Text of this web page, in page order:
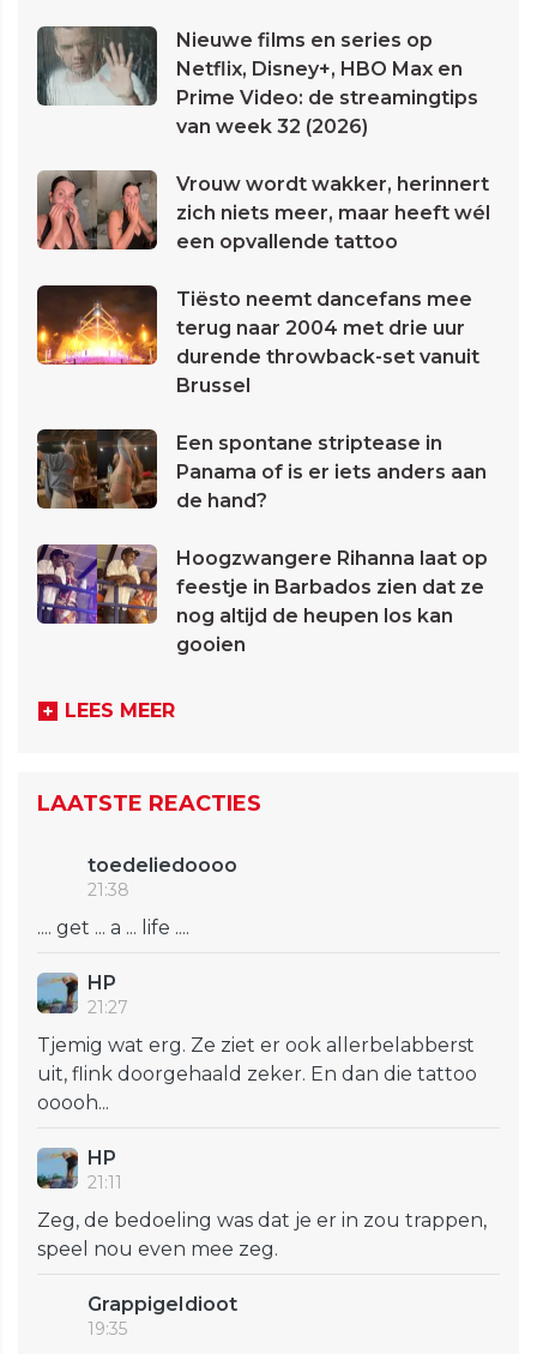
Nieuwe films en series op
Netflix, Disney+, HBO Max en
Prime Video: de streamingtips
van week 32 (2026)
Vrouw wordt wakker, herinnert
zich niets meer, maar heeft wél
een opvallende tattoo
Tiësto neemt dancefans mee
terug naar 2004 met drie uur
durende throwback-set vanuit
Brussel
Een spontane striptease in
Panama of is er iets anders aan
de hand?
Hoogzwangere Rihanna laat op
feestje in Barbados zien dat ze
nog altijd de heupen los kan
gooien
LEES MEER
LAATSTE REACTIES
toedeliedoooo
21:38
.... get ... a ... life ....
HP
21:27
Tjemig wat erg. Ze ziet er ook allerbelabberst
uit, flink doorgehaald zeker. En dan die tattoo
ooooh...
HP
21:11
Zeg, de bedoeling was dat je er in zou trappen,
speel nou even mee zeg.
GrappigeIdioot
19:35